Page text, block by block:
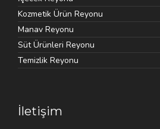
Kozmetik Ürün Reyonu
Manav Reyonu
Süt Ürünleri Reyonu
Temizlik Reyonu
İletişim